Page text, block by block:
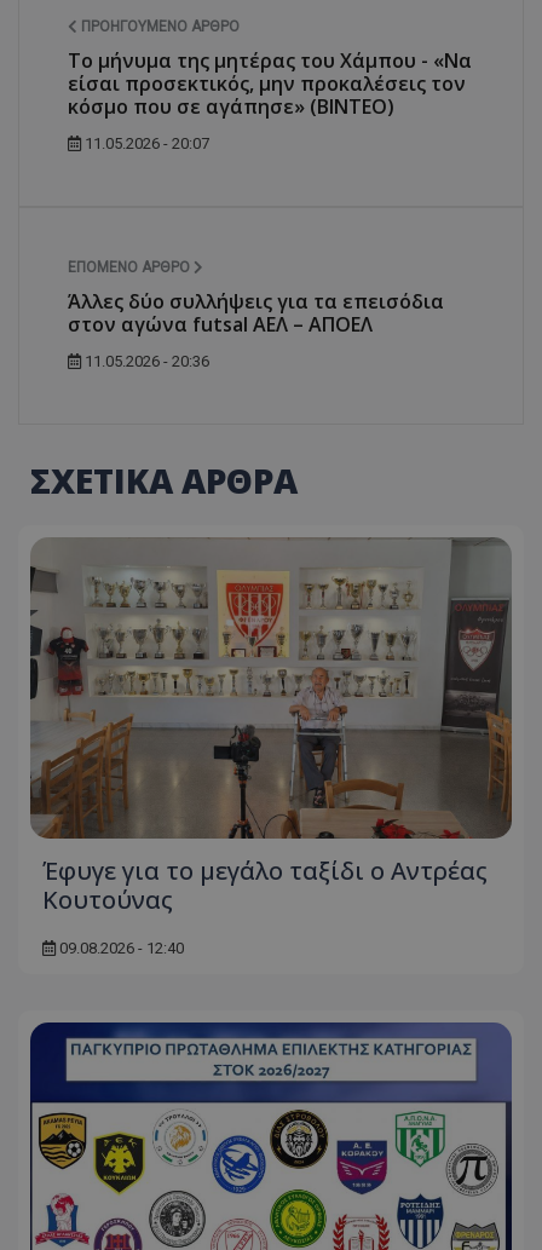
ΠΡΟΗΓΟΎΜΕΝΟ ΆΡΘΡΟ
Το μήνυμα της μητέρας του Χάμπου - «Να
είσαι προσεκτικός, μην προκαλέσεις τον
κόσμο που σε αγάπησε» (ΒΙΝΤΕΟ)
11.05.2026 - 20:07
ΕΠΌΜΕΝΟ ΆΡΘΡΟ
Άλλες δύο συλλήψεις για τα επεισόδια
στον αγώνα futsal ΑΕΛ – ΑΠΟΕΛ
11.05.2026 - 20:36
ΣΧΕΤΙΚΑ ΑΡΘΡΑ
Έφυγε για το μεγάλο ταξίδι ο Αντρέας
Κουτούνας
09.08.2026 - 12:40